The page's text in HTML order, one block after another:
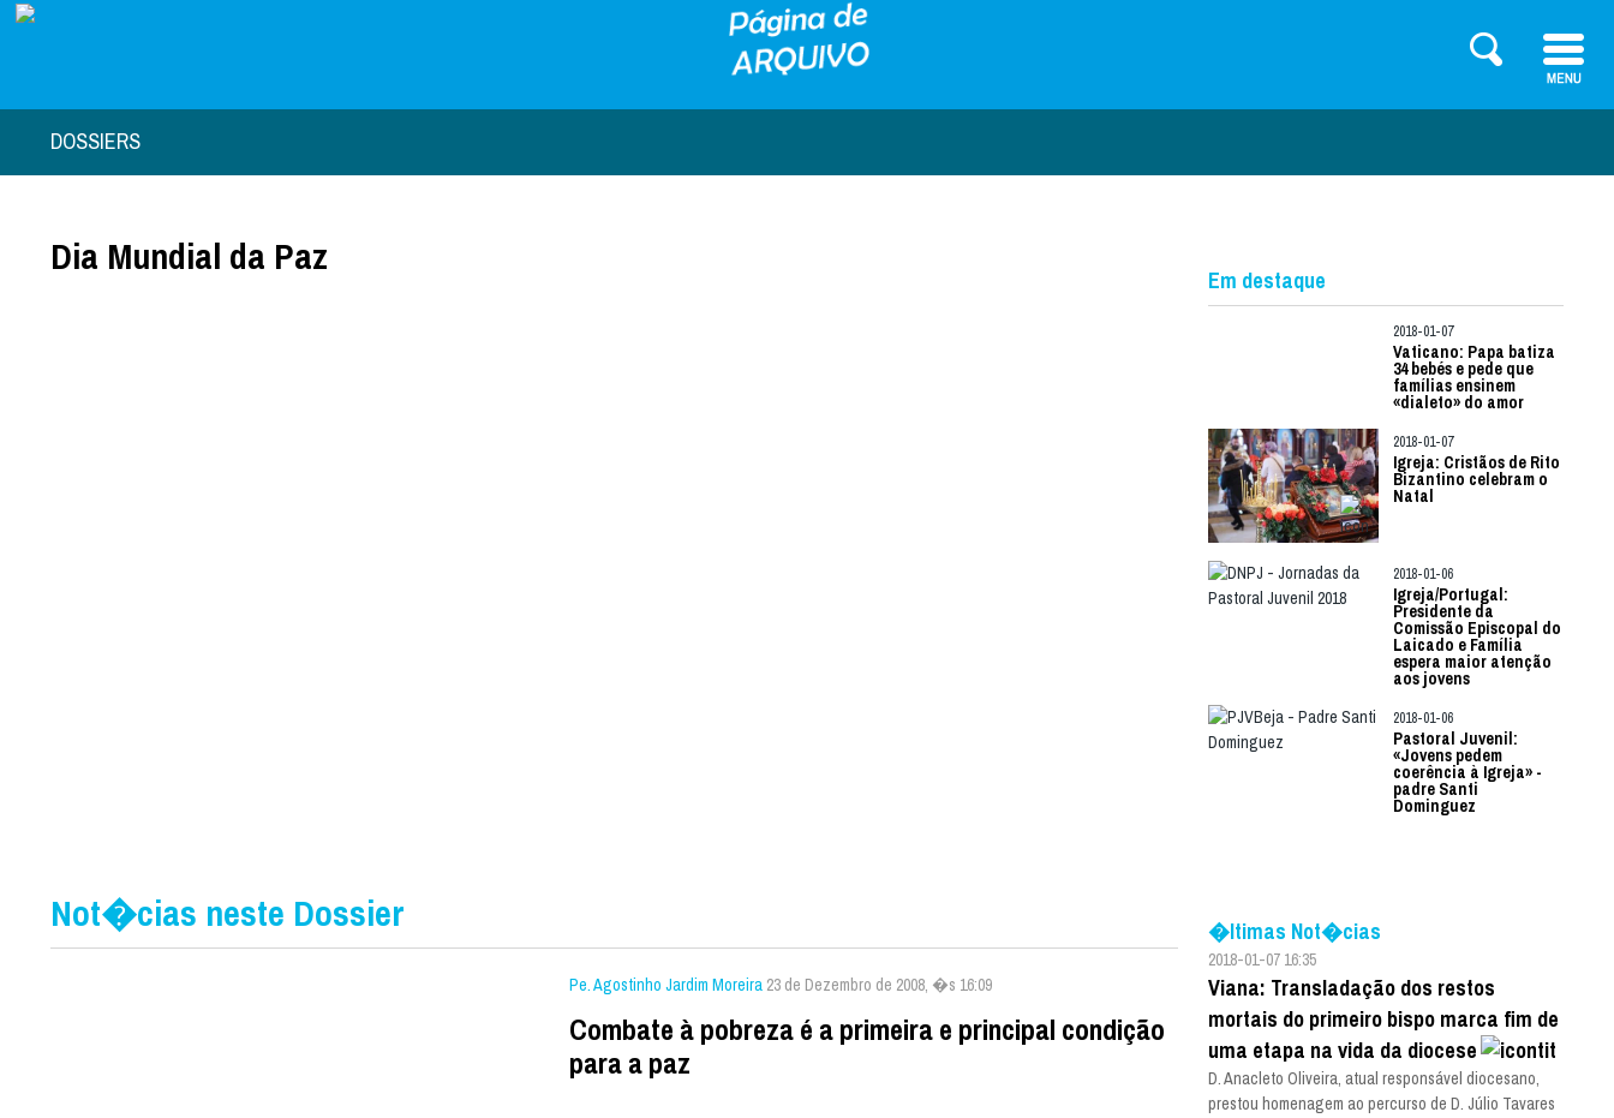
DOSSIERS
Dia Mundial da Paz
Em destaque
2018-01-07
Vaticano: Papa batiza
34 bebés e pede que
famílias ensinem
«dialeto» do amor
2018-01-07
Igreja: Cristãos de Rito
Bizantino celebram o
Natal
2018-01-06
Igreja/Portugal:
Presidente da
Comissão Episcopal do
Laicado e Família
espera maior atenção
aos jovens
2018-01-06
Pastoral Juvenil:
«Jovens pedem
coerência à Igreja» -
padre Santi
Dominguez
Not�cias neste Dossier
Pe. Agostinho Jardim Moreira 23 de Dezembro de 2008, �s 16:09
Combate à pobreza é a primeira e principal condição
para a paz
�ltimas Not�cias
2018-01-07 16:35
Viana: Transladação dos restos
mortais do primeiro bispo marca fim de
uma etapa na vida da diocese
D. Anacleto Oliveira, atual responsável diocesano,
prestou homenagem ao percurso de D. Júlio Tavares